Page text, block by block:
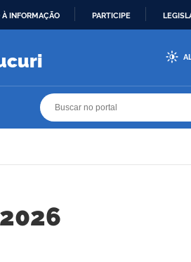
À INFORMAÇÃO PARTICIPE